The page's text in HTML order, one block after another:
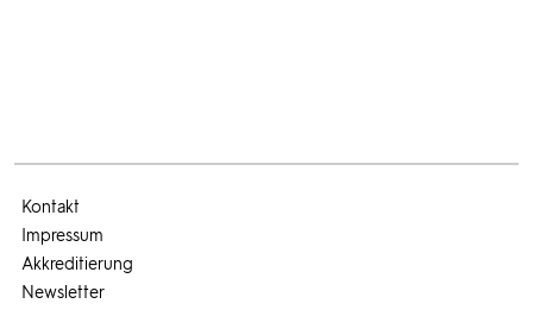
Kontakt
Impressum
Akkreditierung
Newsletter